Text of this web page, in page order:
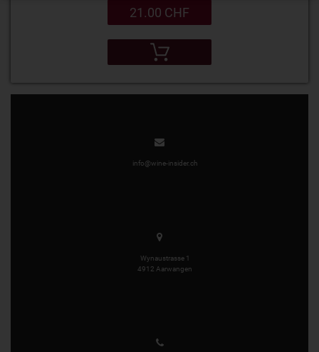
21.00 CHF
info@wine-insider.ch
Wynaustrasse 1
4912 Aarwangen